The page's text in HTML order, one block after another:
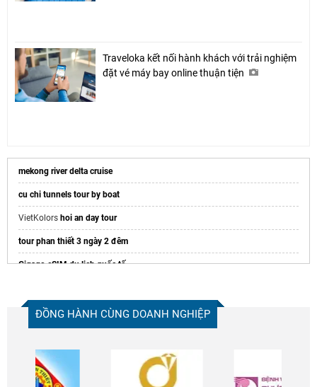
Traveloka kết nối hành khách với trải nghiệm
đặt vé máy bay online thuận tiện
mekong river delta cruise
cu chi tunnels tour by boat
VietKolors hoi an day tour
tour phan thiết 3 ngày 2 đêm
Gigago eSIM du lịch quốc tế
cho thuê xe du lịch tại Quy Nhơn
Tour Hà Giang 3 ngày 2 đêm
Refer to all ideas about Indochina toursbefore traveling
ĐỒNG HÀNH CÙNG DOANH NGHIỆP